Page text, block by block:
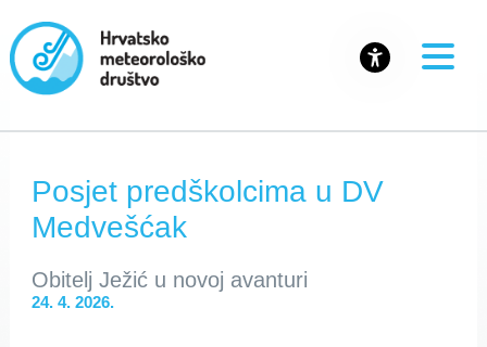
Posjet predškolcima u DV
Medvešćak
Obitelj Ježić u novoj avanturi
24. 4. 2026.